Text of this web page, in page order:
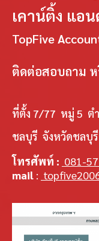
เคาน์ติ้ง แอ
TopFive
ติดต่อสอบถาม
ที่ตั้ง 7/77 หมู่ 5 ต
ชลบุรี จังหวัดชลบุ
โทรศัพท์ : 081-
mail :